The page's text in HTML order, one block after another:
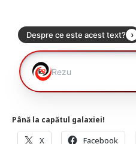
Până la capătul galaxiei!
X Facebook